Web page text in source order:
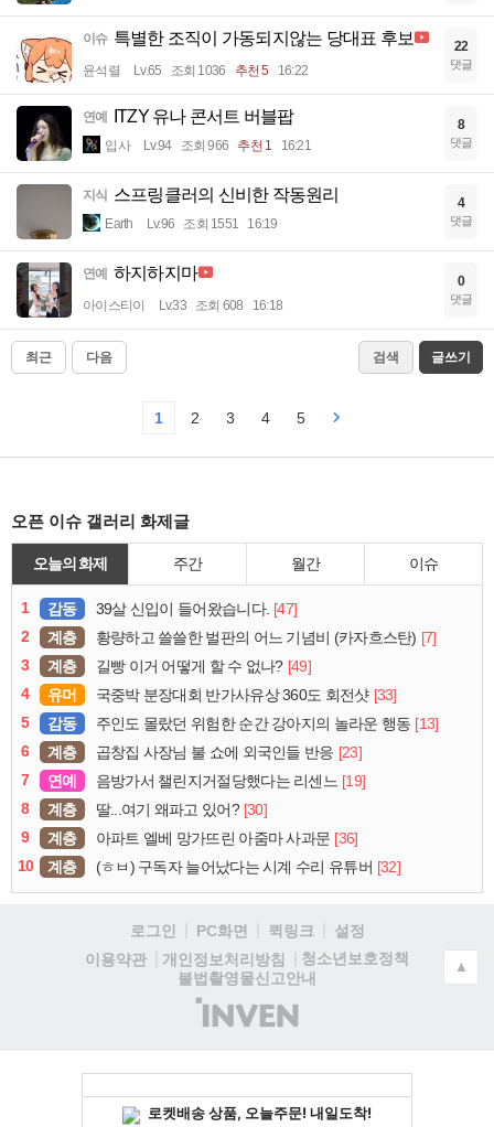
이슈 특별한 조직이 가동되지않는 당대표 후보
윤석렬 Lv.65 조회 1036 추천 5 16:22
22
댓글
연예 ITZY 유나 콘서트 버블팝
입사 Lv.94 조회 966 추천 1 16:21
8
댓글
지식 스프링클러의 신비한 작동원리
Earth Lv.96 조회 1551 16:19
4
댓글
연예 하지하지마
아이스티이 Lv.33 조회 608 16:18
0
댓글
최근 다음 검색 글쓰기
1 2 3 4 5
오픈 이슈 갤러리 화제글
오늘의 화제 주간 월간 이슈
1 감동 39살 신입이 들어왔습니다. [47]
2
계층 황량하고 쓸쓸한 벌판의 어느 기념비 (카자흐스탄) [7]
3
계층 길빵 이거 어떻게 할 수 없나? [49]
4
유머 국중박 분장대회 반가사유상 360도 회전샷 [33]
5
감동 주인도 몰랐던 위험한 순간 강아지의 놀라운 행동 [13]
6
계층 곱창집 사장님 불 쇼에 외국인들 반응 [23]
7
연예 음방가서 챌린지거절당했다는 리센느 [19]
8
계층 딸...여기 왜파고 있어? [30]
9
계층 아파트 엘베 망가뜨린 아줌마 사과문 [36]
10
계층 (ㅎㅂ) 구독자 늘어났다는 시계 수리 유튜버 [32]
로그인 PC화면 퀵링크
설정
이용약관
개인정보처리방침
청소년보호정책
불법촬영물신고안내
(주)
인
▲